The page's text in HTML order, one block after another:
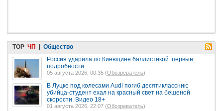
TOP ЧП | Общество
Россия ударила по Киевщине баллистикой: первые
подробности
05 августа 2026, 00:35 (Обозреватель)
В Луцке под колесами Audi погиб десятиклассник:
убийца-студент ехал на красный свет на бешеной
скорости. Видео 18+
01 августа 2026, 22:07 (Обозреватель)